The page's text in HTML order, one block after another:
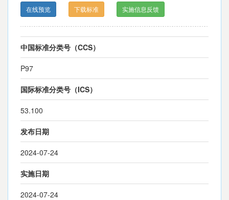
在线预览 下载标准 实施信息反馈
中国标准分类号（CCS）
P97
国际标准分类号（ICS）
53.100
发布日期
2024-07-24
实施日期
2024-07-24